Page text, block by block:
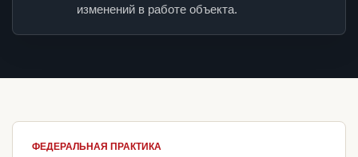
изменений в работе объекта.
ФЕДЕРАЛЬНАЯ ПРАКТИКА